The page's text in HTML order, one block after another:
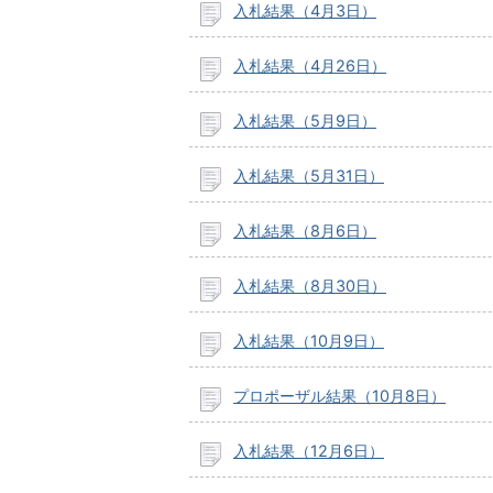
入札結果（4月3日）
入札結果（4月26日）
入札結果（5月9日）
入札結果（5月31日）
入札結果（8月6日）
入札結果（8月30日）
入札結果（10月9日）
プロポーザル結果（10月8日）
入札結果（12月6日）